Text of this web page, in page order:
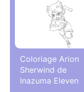
Coloriage Arion
Sherwind de
Inazuma Eleven